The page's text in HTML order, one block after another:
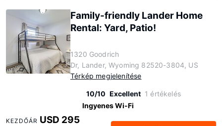
Family-friendly Lander Home
Rental: Yard, Patio!
1320 Goodrich
Dr, Lander, Wyoming 82520-3804, US
Térkép megjelenítése
10/10 Excellent 1 értékelés
Ingyenes Wi-Fi
KEZDŐÁR USD 295